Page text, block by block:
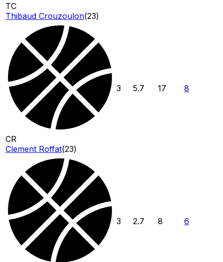
TC
Thibaud Crouzoulon(23)
CR
Clement Roffat(23)
3 5.7 17 8
3 2.7 8 6